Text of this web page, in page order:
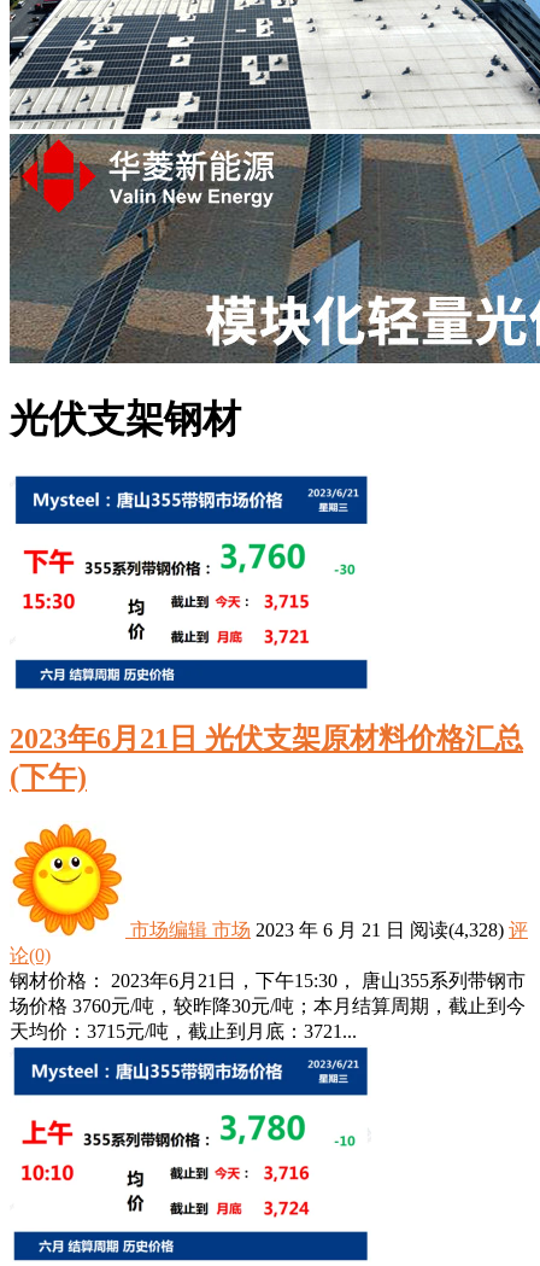
光伏支架钢材
2023年6月21日 光伏支架原材料价格汇总
(下午)
市场编辑 市场 2023 年 6 月 21 日 阅读(4,328) 评
论(0)
钢材价格： 2023年6月21日，下午15:30， 唐山355系列带钢市
场价格 3760元/吨，较昨降30元/吨；本月结算周期，截止到今
天均价：3715元/吨，截止到月底：3721...